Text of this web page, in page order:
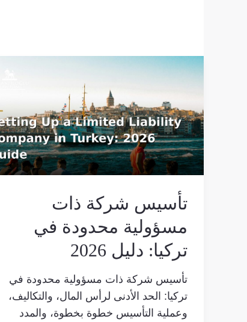
تأسيس شركة ذات
مسؤولية محدودة في
تركيا: دليل 2026
تأسيس شركة ذات مسؤولية محدودة في
تركيا: الحد الأدنى لرأس المال، والتكاليف،
وعملية التأسيس خطوة بخطوة، والمدد
تأسيس
مسؤولية
محدودة
في
تركيا:
2026